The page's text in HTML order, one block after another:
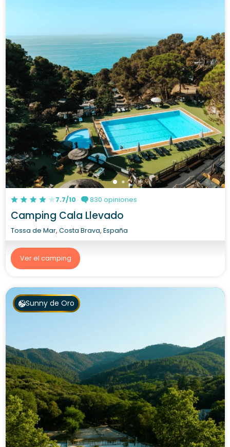
7.7/10 830 opiniones
Camping Cala Llevado
Tossa de Mar, Costa Brava, España
Ver el camping
Sunny de Oro